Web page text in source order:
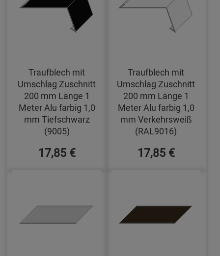
Traufblech mit
Umschlag Zuschnitt
200 mm Länge 1
Meter Alu farbig 1,0
mm Tiefschwarz
(9005)
17,85 €
Traufblech mit
Umschlag Zuschnitt
200 mm Länge 1
Meter Alu farbig 1,0
mm Verkehrsweiß
(RAL9016)
17,85 €